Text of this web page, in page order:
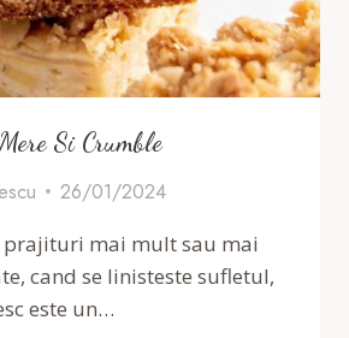
Si Crumble
26/01/2024
prajituri mai mult sau mai
cand se linisteste sufletul,
este un…